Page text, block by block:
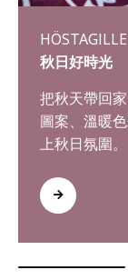
秋日好時光
把秋天帶回
圖案、溫暖
上秋日氛圍。